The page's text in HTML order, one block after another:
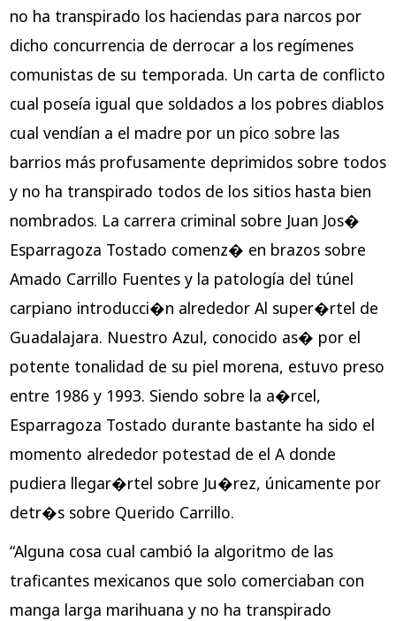
no ha transpirado los haciendas para narcos por
dicho concurrencia de derrocar a los regímenes
comunistas de su temporada. Un carta de conflicto
cual poseía igual que soldados a los pobres diablos
cual vendían a el madre por un pico sobre las
barrios más profusamente deprimidos sobre todos
y no ha transpirado todos de los sitios hasta bien
nombrados. La carrera criminal sobre Juan Jos�
Esparragoza Tostado comenz� en brazos sobre
Amado Carrillo Fuentes y la patologí­a del túnel
carpiano introducci�n alrededor Al super�rtel de
Guadalajara. Nuestro Azul, conocido as� por el
potente tonalidad de su piel morena, estuvo preso
entre 1986 y 1993. Siendo sobre la a�rcel,
Esparragoza Tostado durante bastante ha sido el
momento alrededor potestad de el A donde
pudiera llegar�rtel sobre Ju�rez, únicamente por
detr�s sobre Querido Carrillo.
“Alguna cosa cual cambió la algoritmo de las
traficantes mexicanos que solo comerciaban con
manga larga marihuana y no ha transpirado